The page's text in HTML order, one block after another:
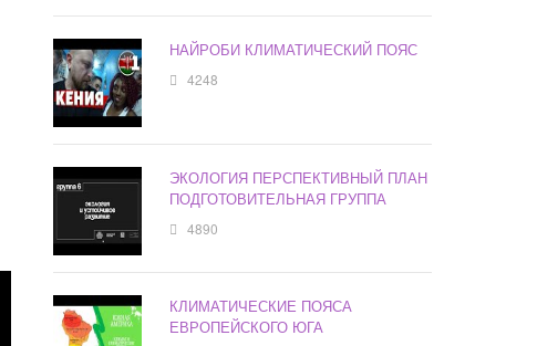
НАЙРОБИ КЛИМАТИЧЕСКИЙ ПОЯС
4248
ЭКОЛОГИЯ ПЕРСПЕКТИВНЫЙ ПЛАН
ПОДГОТОВИТЕЛЬНАЯ ГРУППА
4890
КЛИМАТИЧЕСКИЕ ПОЯСА
ЕВРОПЕЙСКОГО ЮГА